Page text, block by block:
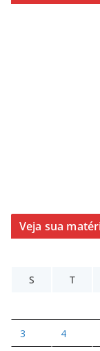
Veja sua
S
T
3 4